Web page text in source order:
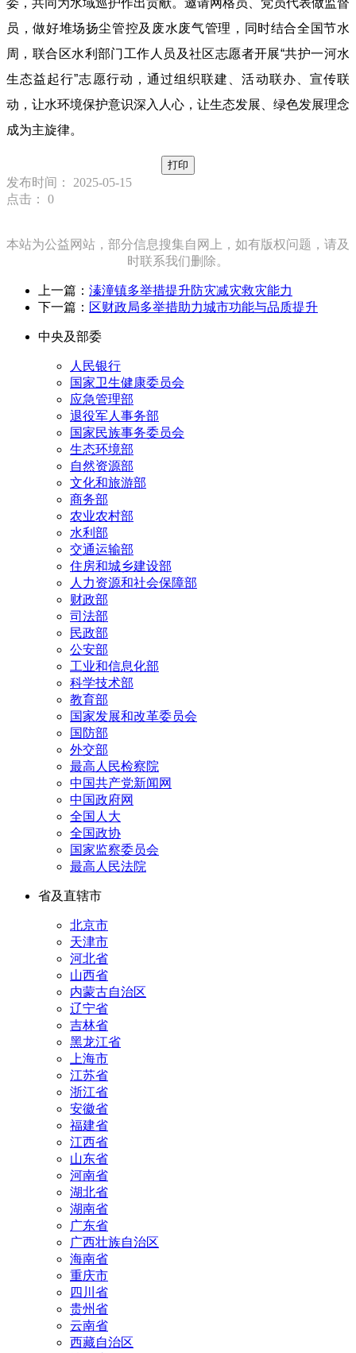
委，共同为水域巡护作出贡献。邀请网格员、党员代表做监督
员，做好堆场扬尘管控及废水废气管理，同时结合全国节水
周，联合区水利部门工作人员及社区志愿者开展“共护一河水
生态益起行”志愿行动，通过组织联建、活动联办、宣传联
动，让水环境保护意识深入人心，让生态发展、绿色发展理念
成为主旋律。
打印
发布时间： 2025-05-15
点击： 0
本站为公益网站，部分信息搜集自网上，如有版权问题，请及
时联系我们删除。
上一篇： 溱潼镇多举措提升防灾减灾救灾能力
下一篇： 区财政局多举措助力城市功能与品质提升
中央及部委
人民银行
国家卫生健康委员会
应急管理部
退役军人事务部
国家民族事务委员会
生态环境部
自然资源部
文化和旅游部
商务部
农业农村部
水利部
交通运输部
住房和城乡建设部
人力资源和社会保障部
财政部
司法部
民政部
公安部
工业和信息化部
科学技术部
教育部
国家发展和改革委员会
国防部
外交部
最高人民检察院
中国共产党新闻网
中国政府网
全国人大
全国政协
国家监察委员会
最高人民法院
省及直辖市
北京市
天津市
河北省
山西省
内蒙古自治区
辽宁省
吉林省
黑龙江省
上海市
江苏省
浙江省
安徽省
福建省
江西省
山东省
河南省
湖北省
湖南省
广东省
广西壮族自治区
海南省
重庆市
四川省
贵州省
云南省
西藏自治区